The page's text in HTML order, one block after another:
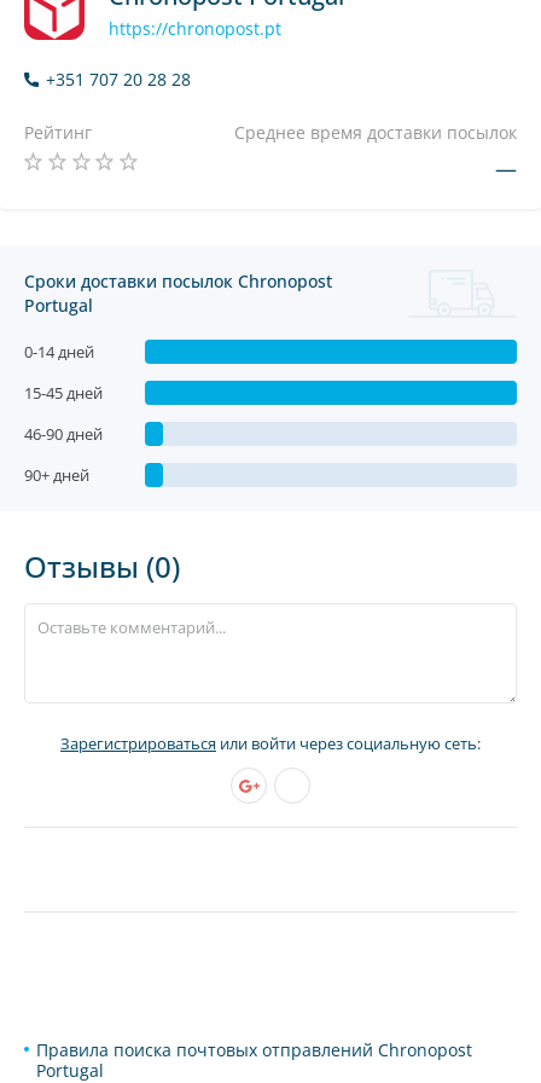
https://chronopost.pt
+351 707 20 28 28
Рейтинг Среднее время доставки посылок
—
Сроки доставки посылок Chronopost
Portugal
0-14 дней
15-45 дней
46-90 дней
90+ дней
Отзывы (0)
Зарегистрироваться или войти через социальную сеть:
Правила поиска почтовых отправлений Chronopost
Portugal